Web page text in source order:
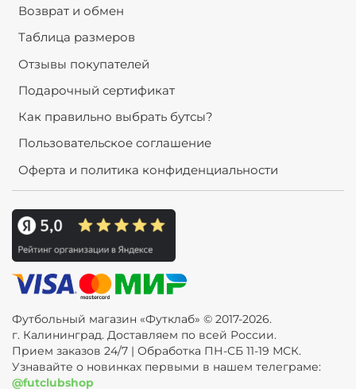
Возврат и обмен
Таблица размеров
Отзывы покупателей
Подарочный сертификат
Как правильно выбрать бутсы?
Пользовательское соглашение
Оферта и политика конфиденциальности
Футбольный магазин «Футклаб» © 2017-2026.
г. Калининград. Доставляем по всей России.
Прием заказов 24/7 | Обработка ПН-СБ 11-19 МСК.
Узнавайте о новинках первыми в нашем телеграме:
@futclubshop